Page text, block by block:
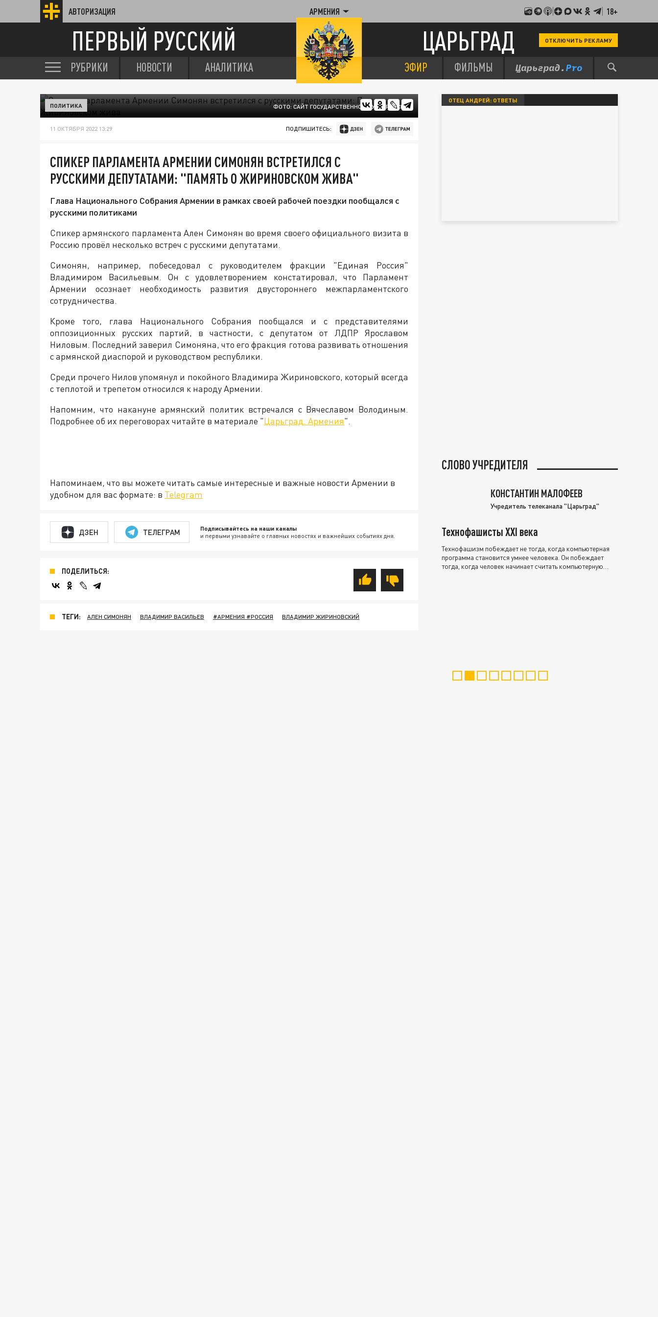
АВТОРИЗАЦИЯ АРМЕНИЯ 18+
ПЕРВЫЙ РУССКИЙ ЦАРЬГРАД ОТКЛЮЧИТЬ РЕКЛАМУ
РУБРИКИ НОВОСТИ АНАЛИТИКА ЭФИР ФИЛЬМЫ
ФОТО: САЙТ ГОСУДАРСТВЕННОЙ ДУМЫ РОССИИ
ПОЛИТИКА
11 ОКТЯБРЯ 2022 13:29 ПОДПИШИТЕСЬ:
СПИКЕР ПАРЛАМЕНТА АРМЕНИИ СИМОНЯН ВСТРЕТИЛСЯ С
РУССКИМИ ДЕПУТАТАМИ: "ПАМЯТЬ О ЖИРИНОВСКОМ ЖИВА"
Глава Национального Собрания Армении в рамках своей рабочей поездки пообщался с
русскими политиками
Спикер армянского парламента Ален Симонян во время своего официального визита в
Россию провёл несколько встреч с русскими депутатами.
Симонян, например, побеседовал с руководителем фракции "Единая Россия"
Владимиром Васильевым. Он с удовлетворением констатировал, что Парламент
Армении осознает необходимость развития двустороннего межпарламентского
сотрудничества.
Кроме того, глава Национального Собрания пообщался и с представителями
оппозиционных русских партий, в частности, с депутатом от ЛДПР Ярославом
Ниловым. Последний заверил Симоняна, что его фракция готова развивать отношения
с армянской диаспорой и руководством республики.
Среди прочего Нилов упомянул и покойного Владимира Жириновского, который всегда
с теплотой и трепетом относился к народу Армении.
Напомним, что накануне армянский политик встречался с Вячеславом Володиным.
Подробнее об их переговорах читайте в материале "Царьград. Армения".
Напоминаем, что вы можете читать самые интересные и важные новости Армении в
удобном для вас формате: в Telegram
ДЗЕН ТЕЛЕГРАМ Подписывайтесь на наши каналы
и первыми узнавайте о главных новостях и важнейших событиях дня.
ПОДЕЛИТЬСЯ:
ТЕГИ: АЛЕН СИМОНЯН ВЛАДИМИР ВАСИЛЬЕВ #АРМЕНИЯ #РОССИЯ ВЛАДИМИР ЖИРИНОВСКИЙ
ОТЕЦ АНДРЕЙ: ОТВЕТЫ
СЛОВО УЧРЕДИТЕЛЯ
КОНСТАНТИН МАЛОФЕЕВ
Учредитель телеканала "Царьград"
Технофашисты XXI века
Технофашизм побеждает не тогда, когда компьютерная
программа становится умнее человека. Он побеждает
тогда, когда человек начинает считать компьютерную